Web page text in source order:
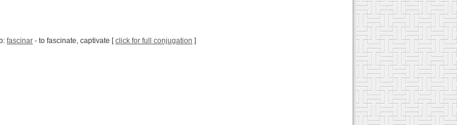
fascinar - to fascinate, captivate [click for full conjugation ]